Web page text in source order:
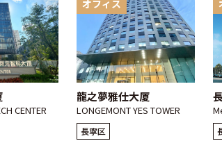
CENTER
オフィス
龍之夢雅仕大厦
LONGEMONT YES TOWER
長寧区